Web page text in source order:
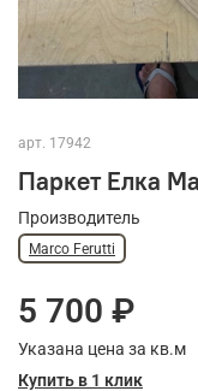
арт. 17942
Паркет Елка
Производитель
Marco Ferutti
5 700 ₽
Указана цена за кв.м
Купить в 1 клик